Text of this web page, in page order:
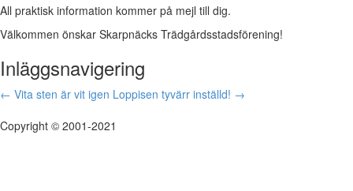
All praktisk information kommer på mejl till dig.
Välkommen önskar Skarpnäcks Trädgårdsstadsförening!
Inläggsnavigering
← Vita sten är vit igen Loppisen tyvärr inställd! →
Copyright © 2001-2021